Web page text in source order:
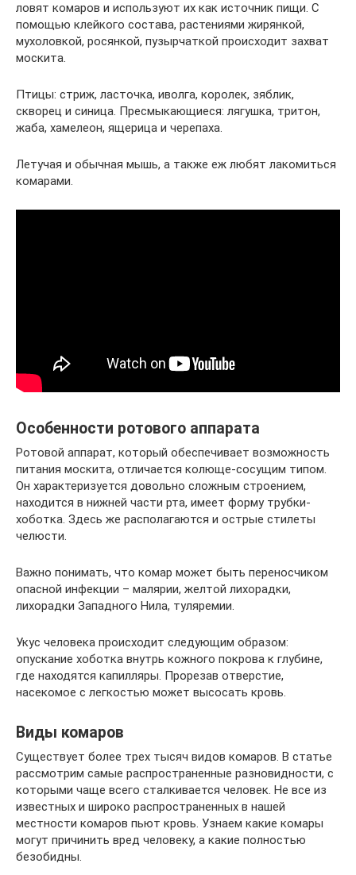
ловят комаров и используют их как источник пищи. С
помощью клейкого состава, растениями жирянкой,
мухоловкой, росянкой, пузырчаткой происходит захват
москита.
Птицы: стриж, ласточка, иволга, королек, зяблик,
скворец и синица. Пресмыкающиеся: лягушка, тритон,
жаба, хамелеон, ящерица и черепаха.
Летучая и обычная мышь, а также еж любят лакомиться
комарами.
Особенности ротового аппарата
Ротовой аппарат, который обеспечивает возможность
питания москита, отличается колюще-сосущим типом.
Он характеризуется довольно сложным строением,
находится в нижней части рта, имеет форму трубки-
хоботка. Здесь же располагаются и острые стилеты
челюсти.
Важно понимать, что комар может быть переносчиком
опасной инфекции – малярии, желтой лихорадки,
лихорадки Западного Нила, туляремии.
Укус человека происходит следующим образом:
опускание хоботка внутрь кожного покрова к глубине,
где находятся капилляры. Прорезав отверстие,
насекомое с легкостью может высосать кровь.
Виды комаров
Существует более трех тысяч видов комаров. В статье
рассмотрим самые распространенные разновидности, с
которыми чаще всего сталкивается человек. Не все из
известных и широко распространенных в нашей
местности комаров пьют кровь. Узнаем какие комары
могут причинить вред человеку, а какие полностью
безобидны.